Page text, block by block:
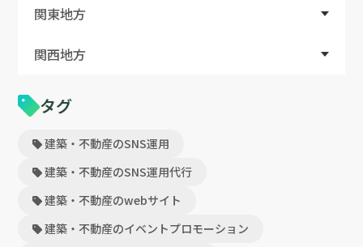
関東地方
関西地方
タグ
建築・不動産のSNS運用
建築・不動産のSNS運用代行
建築・不動産のwebサイト
建築・不動産のイベントプロモーション